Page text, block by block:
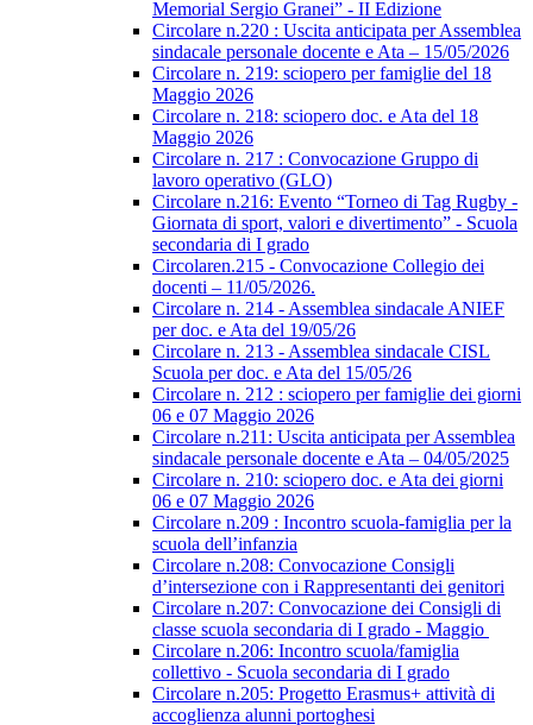
Memorial Sergio Granei” - II Edizione
Circolare n.220 : Uscita anticipata per Assemblea
sindacale personale docente e Ata – 15/05/2026
Circolare n. 219: sciopero per famiglie del 18
Maggio 2026
Circolare n. 218: sciopero doc. e Ata del 18
Maggio 2026
Circolare n. 217 : Convocazione Gruppo di
lavoro operativo (GLO)
Circolare n.216: Evento “Torneo di Tag Rugby -
Giornata di sport, valori e divertimento” - Scuola
secondaria di I grado
Circolaren.215 - Convocazione Collegio dei
docenti – 11/05/2026.
Circolare n. 214 - Assemblea sindacale ANIEF
per doc. e Ata del 19/05/26
Circolare n. 213 - Assemblea sindacale CISL
Scuola per doc. e Ata del 15/05/26
Circolare n. 212 : sciopero per famiglie dei giorni
06 e 07 Maggio 2026
Circolare n.211: Uscita anticipata per Assemblea
sindacale personale docente e Ata – 04/05/2025
Circolare n. 210: sciopero doc. e Ata dei giorni
06 e 07 Maggio 2026
Circolare n.209 : Incontro scuola-famiglia per la
scuola dell’infanzia
Circolare n.208: Convocazione Consigli
d’intersezione con i Rappresentanti dei genitori
Circolare n.207: Convocazione dei Consigli di
classe scuola secondaria di I grado - Maggio
Circolare n.206: Incontro scuola/famiglia
collettivo - Scuola secondaria di I grado
Circolare n.205: Progetto Erasmus+ attività di
accoglienza alunni portoghesi